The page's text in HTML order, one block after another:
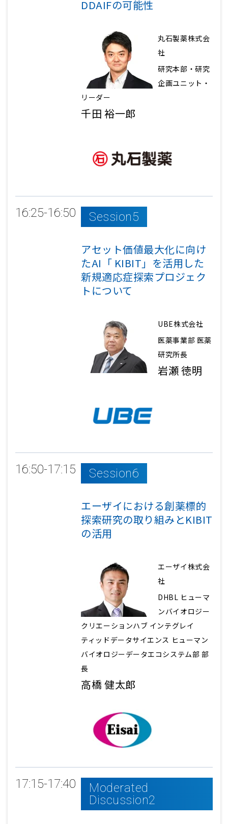
DDAIFの可能性
丸石製薬株式会
社
研究本部・研究
企画ユニット・
リーダー
千田 裕一郎
16:25-16:50 Session5
アセット価値最大化に向け
たAI「 KIBIT」を活用した
新規適応症探索プロジェク
トについて
UBE株式会社
医薬事業部 医薬
研究所長
岩瀬 徳明
16:50-17:15 Session6
エーザイにおける創薬標的
探索研究の取り組みとKIBIT
の活用
エーザイ株式会
社
DHBL ヒューマ
ンバイオロジー
クリエーションハブ インテグレイ
ティッドデータサイエンス ヒューマン
バイオロジーデータエコシステム部 部
長
高橋 健太郎
17:15-17:40
Moderated
Discussion2